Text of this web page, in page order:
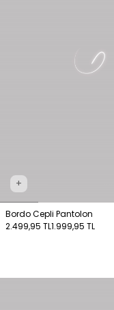
+
Bordo Cepli Pantolon
2.499,95 TL1.999,95 TL